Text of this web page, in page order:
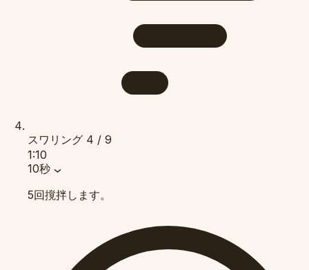
スワリング 4 / 9
1:10
10秒
5回撹拌します。